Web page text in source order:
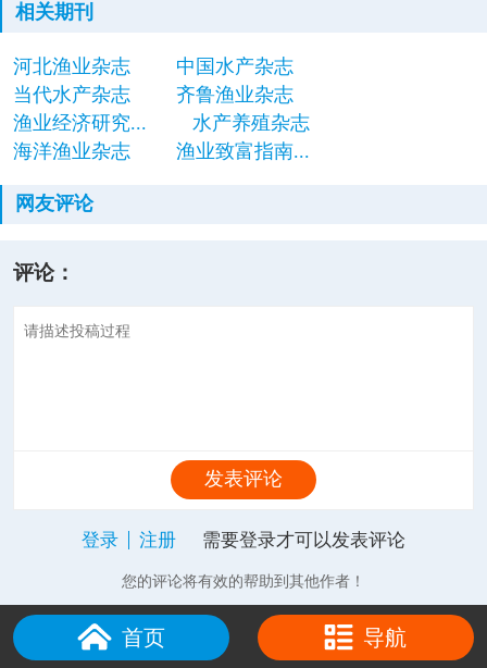
相关期刊
河北渔业杂志
中国水产杂志
当代水产杂志
齐鲁渔业杂志
渔业经济研究...
水产养殖杂志
海洋渔业杂志
渔业致富指南...
网友评论
评论：
发表评论
登录 注册 需要登录才可以发表评论
您的评论将有效的帮助到其他作者！
首页 导航